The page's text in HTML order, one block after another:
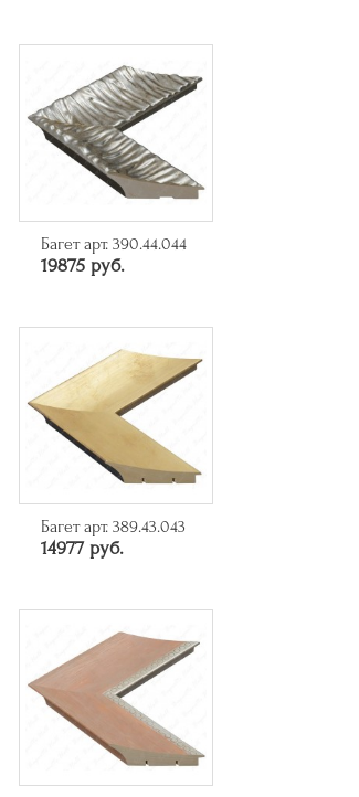
Багет арт. 390.44.044
19875 руб.
Багет арт. 389.43.043
14977 руб.